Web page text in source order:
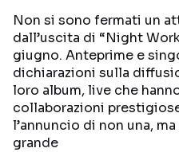
Seguici
Non si sono fermati un
dall’uscita di “Night
giugno. Anteprime e
dichiarazioni sulla
loro album, live che
collaborazioni
l’annuncio di non una,
grande